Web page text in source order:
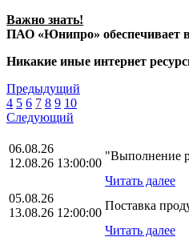
Важно знать!
ПАО «Юнипро» обеспечивает
Никакие иные интернет
Предыдущий
4 5 6 7 8 9 10
Следующий
06.08.26
12.08.26 13:00:00
"Выполнение
Читать далее
05.08.26
13.08.26 12:00:00
Поставка
Читать далее